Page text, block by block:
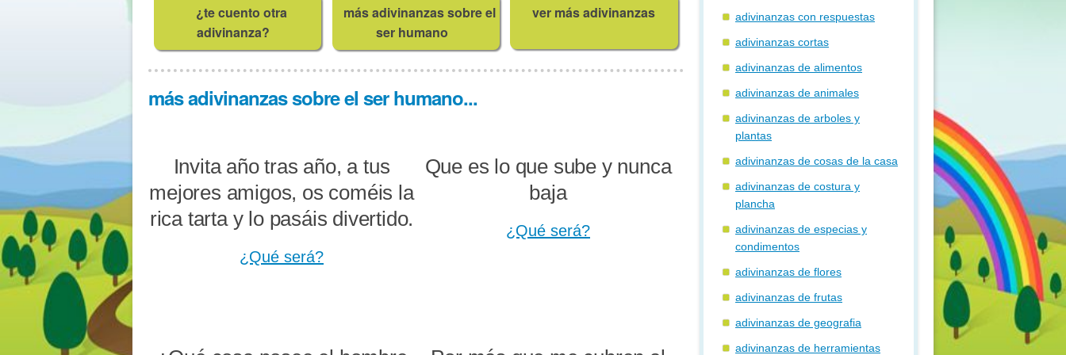
¿te cuento otra
adivinanza?
más adivinanzas sobre el
ser humano
ver más adivinanzas
más adivinanzas sobre el ser humano...
Invita año tras año, a tus
mejores amigos, os coméis la
rica tarta y lo pasáis divertido.
¿Qué será?
Que es lo que sube y nunca
baja
¿Qué será?
adivinanzas con respuestas
adivinanzas cortas
adivinanzas de alimentos
adivinanzas de animales
adivinanzas de arboles y
plantas
adivinanzas de cosas de la casa
adivinanzas de costura y
plancha
adivinanzas de especias y
condimentos
adivinanzas de flores
adivinanzas de frutas
adivinanzas de geografia
adivinanzas de herramientas